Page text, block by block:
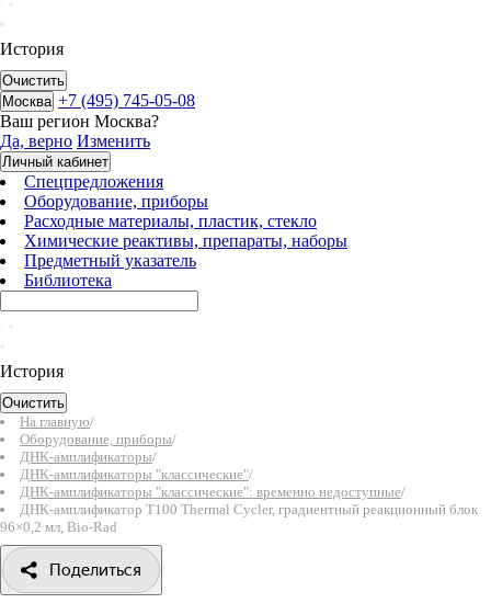
История
Очистить
Москва +7 (495) 745-05-08
Ваш регион Москва?
Да, верно Изменить
Личный кабинет
Спецпредложения
Оборудование, приборы
Расходные материалы, пластик, стекло
Химические реактивы, препараты, наборы
Предметный указатель
Библиотека
История
Очистить
На главную/
Оборудование, приборы/
ДНК-амплификаторы/
ДНК-амплификаторы "классические"/
ДНК-амплификаторы "классические": временно недоступные/
ДНК-амплификатор T100 Thermal Cycler, градиентный реакционный блок
96×0,2 мл, Bio-Rad
Поделиться